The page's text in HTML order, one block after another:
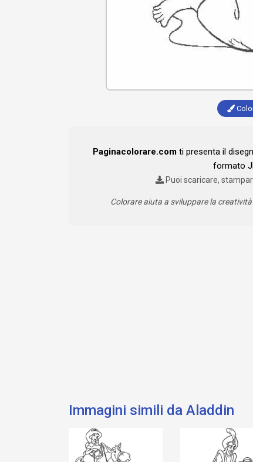
Paginacolorare.com ti presenta il
formato
Puoi scaricare,
Colorare aiuta a sviluppare la
Immagini simili da Aladdin